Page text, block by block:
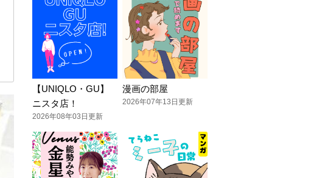
【UNIQLO・GU】
ニスタ店！
2026年08年03日更新
漫画の部屋
2026年07年13日更新